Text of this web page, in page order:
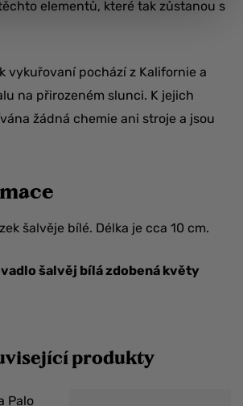
elementů, které tak zůstanou s
vykuřovaní pochází z Kalifornie a
na přirozeném slunci. K jejich
žádná chemie ani stroje a jsou
šalvěje bílé. Délka je cca 10 cm.
šalvěj bílá zdobená květy
produkty